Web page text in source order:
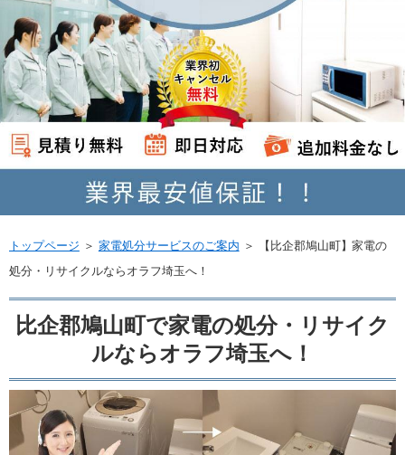
トップページ ＞ 家電処分サービスのご案内 ＞
【比企郡鳩山町】家電の
処分・リサイクルならオラフ埼玉へ！
比企郡鳩山町で家電の処分・リサイク
ルならオラフ埼玉へ！